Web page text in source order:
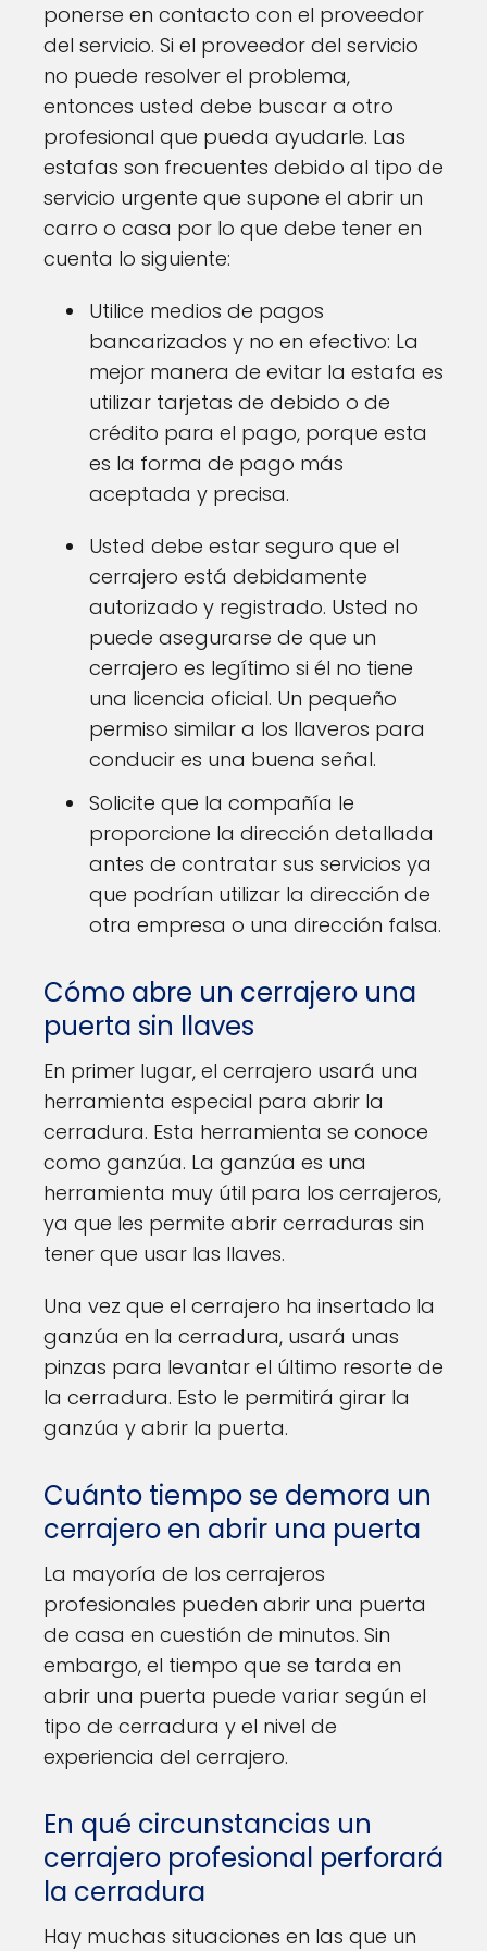
ponerse en contacto con el proveedor
del servicio. Si el proveedor del servicio
no puede resolver el problema,
entonces usted debe buscar a otro
profesional que pueda ayudarle. Las
estafas son frecuentes debido al tipo de
servicio urgente que supone el abrir un
carro o casa por lo que debe tener en
cuenta lo siguiente:
Utilice medios de pagos
bancarizados y no en efectivo: La
mejor manera de evitar la estafa es
utilizar tarjetas de debido o de
crédito para el pago, porque esta
es la forma de pago más
aceptada y precisa.
Usted debe estar seguro que el
cerrajero está debidamente
autorizado y registrado. Usted no
puede asegurarse de que un
cerrajero es legítimo si él no tiene
una licencia oficial. Un pequeño
permiso similar a los llaveros para
conducir es una buena señal.
Solicite que la compañía le
proporcione la dirección detallada
antes de contratar sus servicios ya
que podrían utilizar la dirección de
otra empresa o una dirección falsa.
Cómo abre un cerrajero una
puerta sin llaves
En primer lugar, el cerrajero usará una
herramienta especial para abrir la
cerradura. Esta herramienta se conoce
como ganzúa. La ganzúa es una
herramienta muy útil para los cerrajeros,
ya que les permite abrir cerraduras sin
tener que usar las llaves.
Una vez que el cerrajero ha insertado la
ganzúa en la cerradura, usará unas
pinzas para levantar el último resorte de
la cerradura. Esto le permitirá girar la
ganzúa y abrir la puerta.
Cuánto tiempo se demora un
cerrajero en abrir una puerta
La mayoría de los cerrajeros
profesionales pueden abrir una puerta
de casa en cuestión de minutos. Sin
embargo, el tiempo que se tarda en
abrir una puerta puede variar según el
tipo de cerradura y el nivel de
experiencia del cerrajero.
En qué circunstancias un
cerrajero profesional perforará
la cerradura
Hay muchas situaciones en las que un